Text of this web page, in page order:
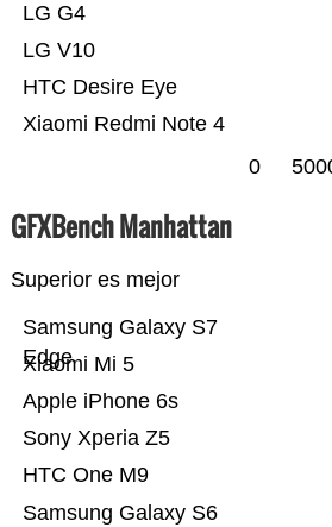
Xiaomi Redmi Note 4
HTC Desire Eye
LG V10
LG G4
0
GFXBench Manhattan
Superior es mejor
Samsung Galaxy S6
HTC One M9
Sony Xperia Z5
Apple iPhone 6s
Xiaomi Mi 5
Samsung Galaxy S7
Edge